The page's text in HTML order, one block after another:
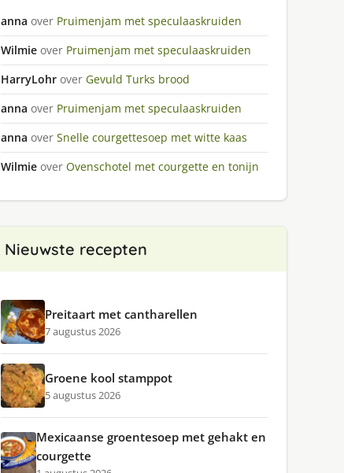
anna over Pruimenjam met speculaaskruiden
Wilmie over Pruimenjam met speculaaskruiden
HarryLohr over Gevuld Turks brood
anna over Pruimenjam met speculaaskruiden
anna over Snelle courgettesoep met witte kaas
Wilmie over Ovenschotel met courgette en tonijn
Nieuwste recepten
Preitaart met cantharellen
7 augustus 2026
Groene kool stamppot
5 augustus 2026
Mexicaanse groentesoep met gehakt en
courgette